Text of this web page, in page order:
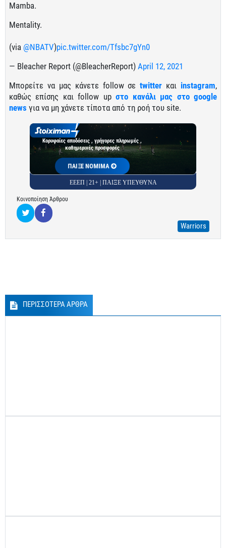
Mamba.
Mentality.⁣
(via @NBATV)pic.twitter.com/Tfsbc7gYn0
— Bleacher Report (@BleacherReport) April 12, 2021
Μπορείτε να μας κάνετε follow σεtwitter και instagram,
καθώς επίσης και follow upστο κανάλι μας στο google
news για να μη χάνετε τίποτα από τη ροή του site.
Κορυφαίες αποδόσεις , γρήγορες πληρωμές ,
καθημερινές προσφορές
ΠΑΙΞΕ ΝΟΜΙΜΑ
ΕΕΕΠ | 21+ | ΠΑΙΞΕ ΥΠΕΥΘΥΝΑ
Κοινοποίηση Άρθρου
Warriors
ΠΕΡΙΣΣΟΤΕΡΑ ΑΡΘΡΑ